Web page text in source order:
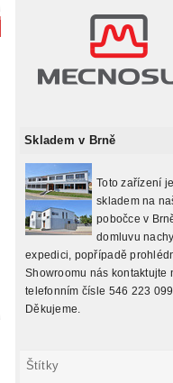
Skladem v Brně
Toto zařízení
skladem na
pobočce v
domluvu
expedici, popřípadě
Showroomu nás kontaktujte
telefonním čísle 546 223
Děkujeme.
Štítky